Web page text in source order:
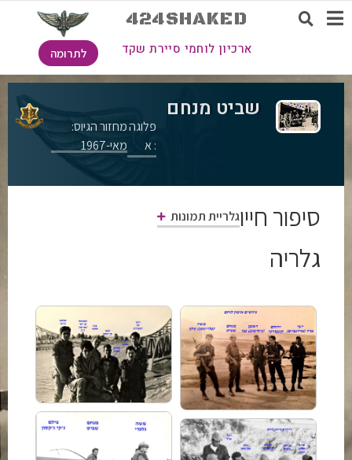
424SHAKED
ארכיון לוחמי סיירת שקד לתרומה
שביט מנחם
פלוגה
: א
מחזור הגיוס:
מאי-1967
סיפור חייוגלריית תמונות
גלריה